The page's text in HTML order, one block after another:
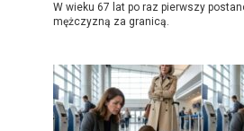
W wieku 67 lat po raz pierwszy
mężczyzną za granicą.